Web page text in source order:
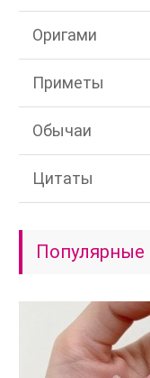
Оригами
Приметы
Обычаи
Цитаты
Популярные